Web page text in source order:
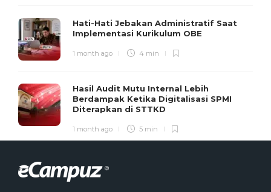
Hati-Hati Jebakan Administratif Saat
Implementasi Kurikulum OBE
1 month ago 4 min
Hasil Audit Mutu Internal Lebih
Berdampak Ketika Digitalisasi SPMI
Diterapkan di STTKD
1 month ago 5 min